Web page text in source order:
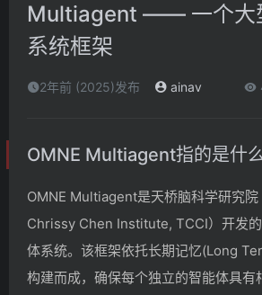
Multiagent —— 一个大
系统框架
2年前 (2025)发布 ainav
OMNE Multiagent指的是什
OMNE Multiagent是天桥脑科学研究
Chrissy Chen Institute, TCCI）开发
体系统。该框架依托长期记忆(Long
构建而成，确保每个独立的智能体具有